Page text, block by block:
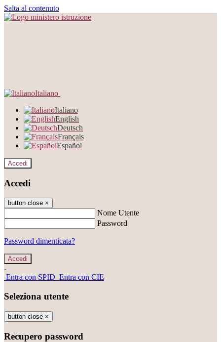
Salta al contenuto
Italiano
Italiano
English
Deutsch
Français
Español
Accedi
Accedi
button close ×
Nome Utente
Password
Password dimenticata?
-
Entra con SPID Entra con CIE
Seleziona utente
button close ×
Recupero password